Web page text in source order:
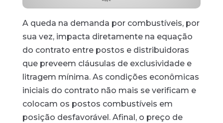
A queda na demanda por combustíveis, por
sua vez, impacta diretamente na equação
do contrato entre postos e distribuidoras
que preveem cláusulas de exclusividade e
litragem mínima. As condições econômicas
iniciais do contrato não mais se verificam e
colocam os postos combustíveis em
posição desfavorável. Afinal, o preço de